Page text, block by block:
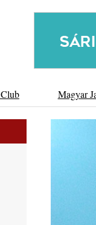
Magyar